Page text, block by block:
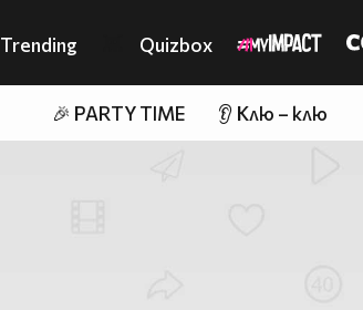
Trending Quizbox
🎉 PARTY TIME 👂 Клю – клю